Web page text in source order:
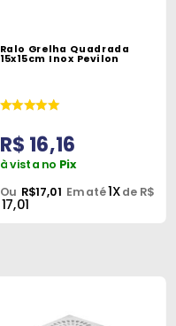
Ralo Grelha Quadrada
15x15cm Inox Pevilon
R$ 16,16
à vista no Pix
Ou R$17,01 Em até1Xde R$
17,01